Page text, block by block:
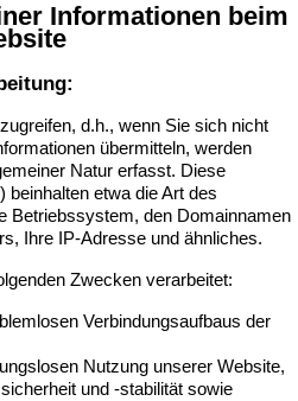
Informationen beim
d.h., wenn Sie sich nicht
übermitteln, werden
Natur erfasst. Diese
beinhalten etwa die Art des
Betriebssystem, den Domainnamen
Ihre IP-Adresse und ähnliches.
Zwecken verarbeitet:
Verbindungsaufbaus der
Nutzung unserer Website,
und -stabilität sowie